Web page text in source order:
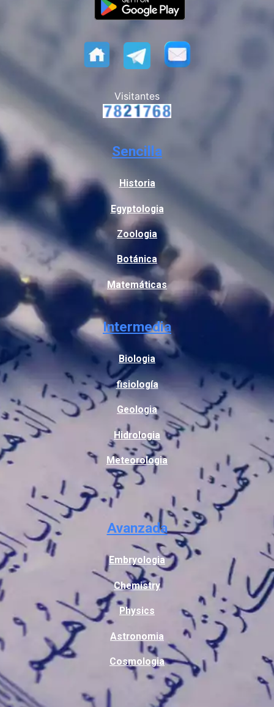
Visitantes
Sencilla
Historia
Egyptologia
Zoologia
Botánica
Matemáticas
Intermedia
Biologia
fisiología
Geologia
Hidrologia
Meteorologia
Avanzada
Embryologia
Chemistry
Physics
Astronomia
Cosmologia